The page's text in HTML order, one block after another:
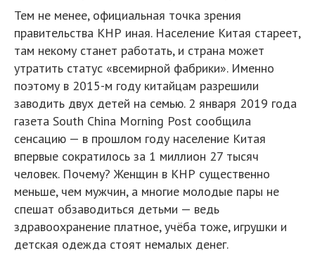
Тем не менее, официальная точка зрения
правительства КНР иная. Население Китая стареет,
там некому станет работать, и страна может
утратить статус «всемирной фабрики». Именно
поэтому в 2015-м году китайцам разрешили
заводить двух детей на семью. 2 января 2019 года
газета South China Morning Post сообщила
сенсацию — в прошлом году население Китая
впервые сократилось за 1 миллион 27 тысяч
человек. Почему? Женщин в КНР существенно
меньше, чем мужчин, а многие молодые пары не
спешат обзаводиться детьми — ведь
здравоохранение платное, учёба тоже, игрушки и
детская одежда стоят немалых денег.